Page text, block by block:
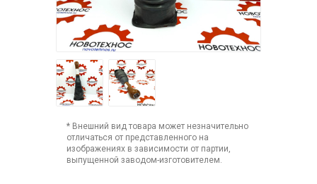
* Внешний вид товара может незначительно
отличаться от представленного на
изображениях в зависимости от партии,
выпущенной заводом-изготовителем.